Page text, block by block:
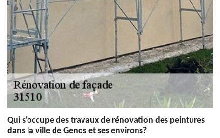
Qui s'occupe des travaux de rénovation des peintures
dans la ville de Genos et ses environs?